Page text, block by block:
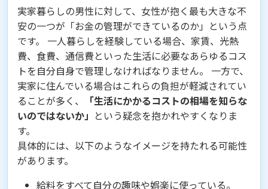
実家暮らしの男性に対して、女性が抱く最も大きな不
安の一つが「お金の管理ができているのか」という点
です。 一人暮らしを経験している場合、家賃、光熱
費、食費、通信費といった生活に必要なあらゆるコス
トを自分自身で管理しなければなりません。 一方で、
実家に住んでいる場合はこれらの負担が軽減されてい
ることが多く、
「生活にかかるコストの相場を知らな
いのではないか」 という疑念を抱かれやすくなりま
す。
具体的には、以下のようなイメージを持たれる可能性
があります。
給料をすべて自分の趣味や娯楽に使っている。